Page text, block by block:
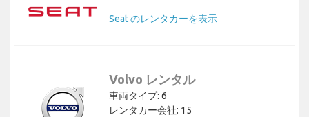
Seat のレンタカーを表示
Volvo レンタル
車両タイプ: 6
レンタカー会社: 15